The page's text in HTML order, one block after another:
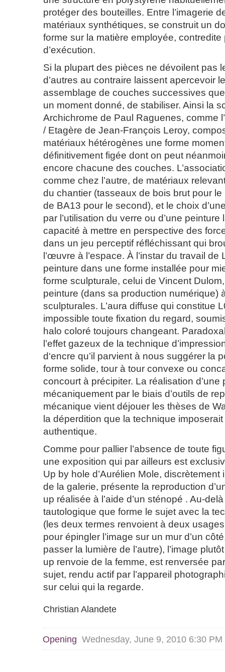
protéger des bouteilles. Entre l’imagerie
matériaux synthétiques, se construit un
forme sur la matière employée, contredite
d’exécution.
Si la plupart des pièces ne dévoilent pas
d’autres au contraire laissent apercevoir
assemblage de couches successives que
un moment donné, de stabiliser. Ainsi la
Archichrome de Paul Raguenes, comme
/ Etagère de Jean-François Leroy,
matériaux hétérogènes une forme
définitivement figée dont on peut
encore chacune des couches.
comme chez l’autre, de matériaux
du chantier (tasseaux de bois brut pour le
de BA13 pour le second), et le choix
par l’utilisation du verre ou d’une
capacité à mettre en perspective des
dans un jeu perceptif réfléchissant qui
l’œuvre à l’espace. À l’instar du travail de
peinture dans une forme installée pour
forme sculpturale, celui de Vincent
peinture (dans sa production numérique)
sculpturales. L’aura diffuse qui constitue
impossible toute fixation du regard,
halo coloré toujours changeant.
l’effet gazeux de la technique
d‘encre qu’il parvient à nous suggérer la
forme solide, tour à tour convexe ou
concourt à précipiter. La réalisation d’une
mécaniquement par le biais d’outils de
mécanique vient déjouer les thèses de
la déperdition que la technique
authentique.
Comme pour pallier l’absence de toute
une exposition qui par ailleurs est
Up by hole d’Aurélien Mole, discrètement
de la galerie, présente la reproduction
up réalisée à l’aide d’un sténopé . Au-
tautologique que forme le sujet avec la
(les deux termes renvoient à deux
pour épingler l’image sur un mur d’un
passer la lumière de l’autre), l’image
up renvoie de la femme, est renversée
sujet, rendu actif par l’appareil
sur celui qui la regarde.
Christian Alandete
Opening Wednesday, June 9, 2010 6:30